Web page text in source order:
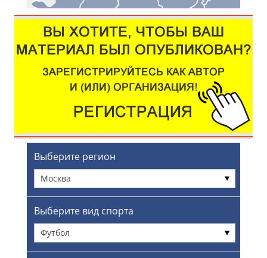
Выберите регион
Москва
Выберите вид спорта
Футбол